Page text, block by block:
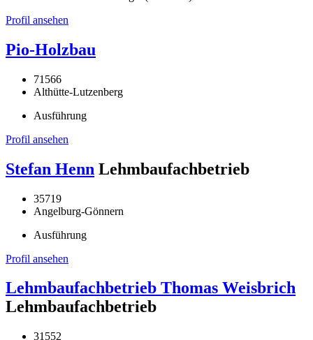
Profil ansehen
Pio-Holzbau
71566
Althütte-Lutzenberg
Ausführung
Profil ansehen
Stefan Henn Lehmbaufachbetrieb
35719
Angelburg-Gönnern
Ausführung
Profil ansehen
Lehmbaufachbetrieb Thomas Weisbrich
Lehmbaufachbetrieb
31552